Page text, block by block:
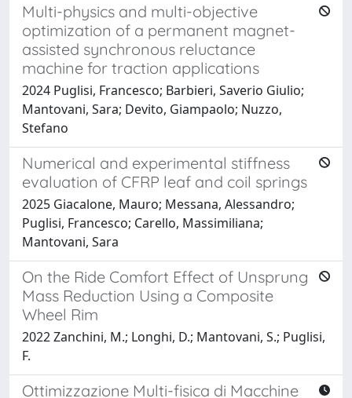
Multi-physics and multi-objective
optimization of a permanent magnet-
assisted synchronous reluctance
machine for traction applications
2024 Puglisi, Francesco; Barbieri, Saverio Giulio;
Mantovani, Sara; Devito, Giampaolo; Nuzzo,
Stefano
Numerical and experimental stiffness
evaluation of CFRP leaf and coil springs
2025 Giacalone, Mauro; Messana, Alessandro;
Puglisi, Francesco; Carello, Massimiliana;
Mantovani, Sara
On the Ride Comfort Effect of Unsprung
Mass Reduction Using a Composite
Wheel Rim
2022 Zanchini, M.; Longhi, D.; Mantovani, S.; Puglisi,
F.
Ottimizzazione Multi-fisica di Macchine